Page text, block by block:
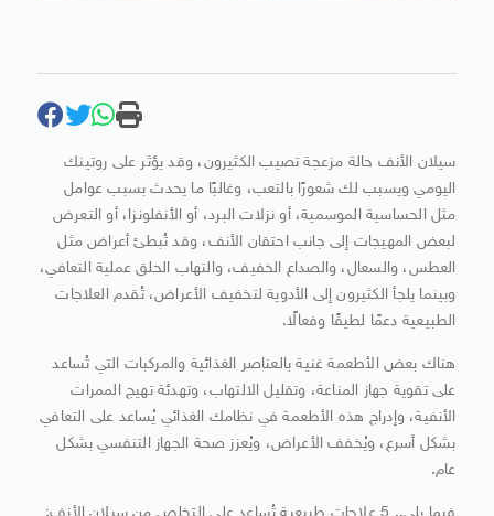
سيلان الأنف حالة مزعجة تصيب الكثيرون، وقد يؤثر على روتينك
اليومي ويسبب لك شعورًا بالتعب، وغالبًا ما يحدث بسبب عوامل
مثل الحساسية الموسمية، أو نزلات البرد، أو الأنفلونزا، أو التعرض
لبعض المهيجات إلى جانب احتقان الأنف، وقد تُبطئ أعراض مثل
العطس، والسعال، والصداع الخفيف، والتهاب الحلق عملية التعافي،
وبينما يلجأ الكثيرون إلى الأدوية لتخفيف الأعراض، تُقدم العلاجات
الطبيعية دعمًا لطيفًا وفعالًا.
هناك بعض الأطعمة غنية بالعناصر الغذائية والمركبات التي تُساعد
على تقوية جهاز المناعة، وتقليل الالتهاب، وتهدئة تهيج الممرات
الأنفية، وإدراج هذه الأطعمة في نظامك الغذائي يُساعد على التعافي
بشكل أسرع، ويُخفف الأعراض، ويُعزز صحة الجهاز التنفسي بشكل
عام.